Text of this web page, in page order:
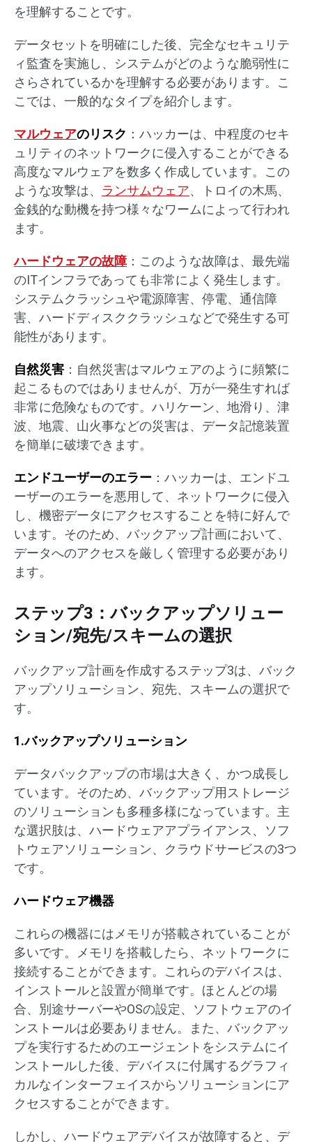
を理解することです。
データセットを明確にした後、完全なセキュリテ
ィ監査を実施し、システムがどのような脆弱性に
さらされているかを理解する必要があります。こ
こでは、一般的なタイプを紹介します。
マルウェアのリスク ：ハッカーは、中程度のセキ
ュリティのネットワークに侵入することができる
高度なマルウェアを数多く作成しています。この
ような攻撃は、 ランサムウェア、トロイの木馬、
金銭的な動機を持つ様々なワームによって行われ
ます。
ハードウェアの故障：このような故障は、最先端
のITインフラであっても非常によく発生します。
システムクラッシュや電源障害、停電、通信障
害、ハードディスククラッシュなどで発生する可
能性があります。
自然災害 ：自然災害はマルウェアのように頻繁に
起こるものではありませんが、万が一発生すれば
非常に危険なものです。ハリケーン、地滑り、津
波、地震、山火事などの災害は、データ記憶装置
を簡単に破壊できます。
エンドユーザーのエラー ：ハッカーは、エンドユ
ーザーのエラーを悪用して、ネットワークに侵入
し、機密データにアクセスすることを特に好んで
います。そのため、バックアップ計画において、
データへのアクセスを厳しく管理する必要があり
ます。
ステップ3：バックアップソリュー
ション/宛先/スキームの選択
バックアップ計画を作成するステップ3は、バック
アップソリューション、宛先、スキームの選択で
す。
1.バックアップソリューション
データバックアップの市場は大きく、かつ成長し
ています。そのため、バックアップ用ストレージ
のソリューションも多種多様になっています。主
な選択肢は、ハードウェアアプライアンス、ソフ
トウェアソリューション、クラウドサービスの3つ
です。
ハードウェア機器
これらの機器にはメモリが搭載されていることが
多いです。メモリを搭載したら、ネットワークに
接続することができます。これらのデバイスは、
インストールと設置が簡単です。ほとんどの場
合、別途サーバーやOSの設定、ソフトウェアのイ
ンストールは必要ありません。また、バックアッ
プを実行するためのエージェントをシステムにイ
ンストールした後、デバイスに付属するグラフィ
カルなインターフェイスからソリューションにア
クセスすることができます。
しかし、ハードウェアデバイスが故障すると、デ